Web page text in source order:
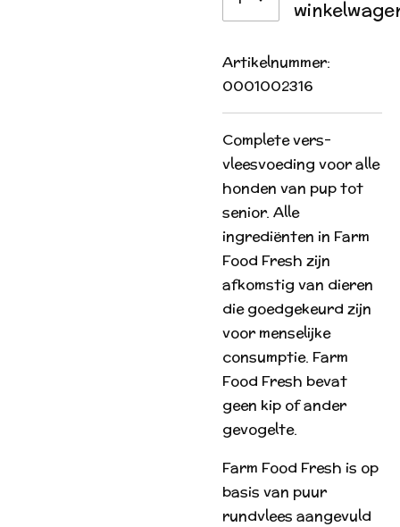
Artikelnummer:
0001002316
Complete vers-
vleesvoeding voor alle
honden van pup tot
senior. Alle
ingrediënten in Farm
Food Fresh zijn
afkomstig van dieren
die goedgekeurd zijn
voor menselijke
consumptie. Farm
Food Fresh bevat
geen kip of ander
gevogelte.
Farm Food Fresh is op
basis van puur
rundvlees aangevuld